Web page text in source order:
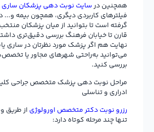
همچنین درسایت نوبت دهی پزشکان ساری
فیلترهای کاربردی دیگری، همچون بیمه و...
گرفته است تا بتوانید از میان پزشکان
قارن تا خیابان فرهنگ بررسی دقیق‌تری
نهایت هم اگر پزشک مورد نظرتان در ساری
می‌توانید به‌راحتی شهرهای مجاور یا
بررسی کنید.
مراحل نوبت دهی پزشک متخصص جراحی
ادراری و تناسلی
رزرو نوبت دکتر متخصص اورولوژی از طریق
تنها چند مرحله کوتاه دارد: